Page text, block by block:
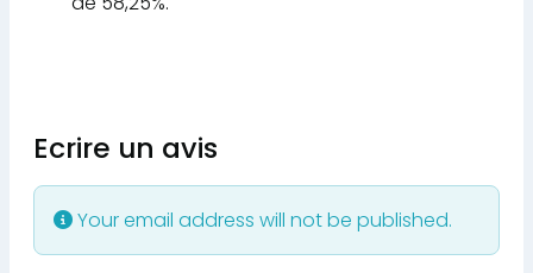
Ecrire un avis
Your email address will not be published.